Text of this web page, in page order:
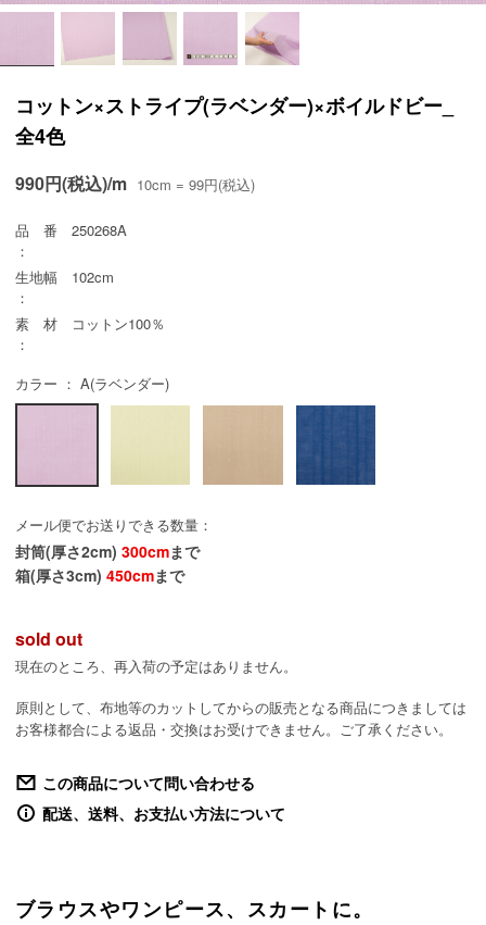
コットン×ストライプ(ラベンダー)×ボイルドビー_
全4色
990円(税込)/m 10cm = 99円(税込)
品 番
：
250268A
生地幅
：
102cm
素 材
：
コットン100％
カラー ： A(ラベンダー)
メール便でお送りできる数量：
封筒(厚さ2cm) 300cmまで
箱(厚さ3cm) 450cmまで
sold out
現在のところ、再入荷の予定はありません。
原則として、布地等のカットしてからの販売となる商品につきましては
お客様都合による返品・交換はお受けできません。ご了承ください。
この商品について問い合わせる
配送、送料、お支払い方法について
ブラウスやワンピース、スカートに。